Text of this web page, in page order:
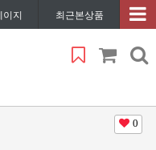
이지 최근본상품
0